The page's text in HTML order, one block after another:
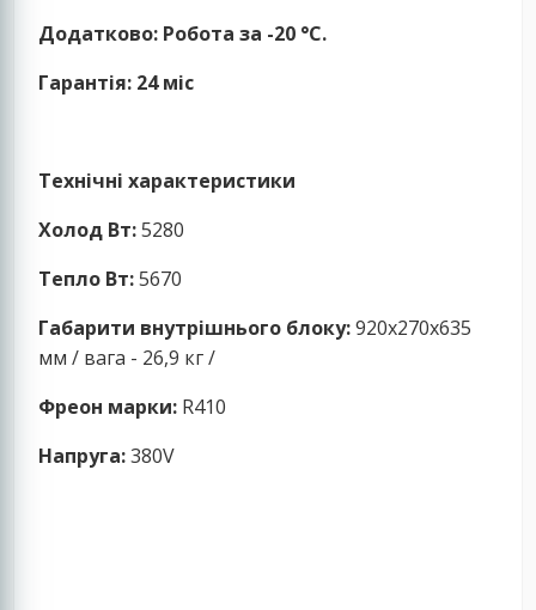
Додатково: Робота за -20 °C.
Гарантія: 24 міс
Технічні характеристики
Холод Вт:5280
Тепло Вт:5670
Габарити внутрішнього блоку:920x270x635
мм / вага - 26,9 кг /
Фреон марки: R410
Напруга:380V